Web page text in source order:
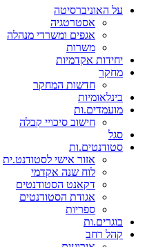
על האוניברסיטה
אסטרטגיה
אגפים ומשרדי מנהלה
משרות
יחידות אקדמיות
מחקר
חדשות המחקר
בינלאומיות
מועמדים.ות
חישוב סיכויי קבלה
סגל
סטודנטים.ות
אזור אישי לסטודנט.ית
לוח שנה אקדמי
דקאנט הסטודנטים
אגודת הסטודנטים
ספריות
בוגרים.ות
קהל רחב